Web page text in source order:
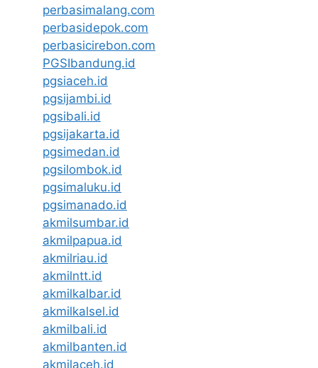
perbasimalang.com
perbasidepok.com
perbasicirebon.com
PGSIbandung.id
pgsiaceh.id
pgsijambi.id
pgsibali.id
pgsijakarta.id
pgsimedan.id
pgsilombok.id
pgsimaluku.id
pgsimanado.id
akmilsumbar.id
akmilpapua.id
akmilriau.id
akmilntt.id
akmilkalbar.id
akmilkalsel.id
akmilbali.id
akmilbanten.id
akmilaceh.id